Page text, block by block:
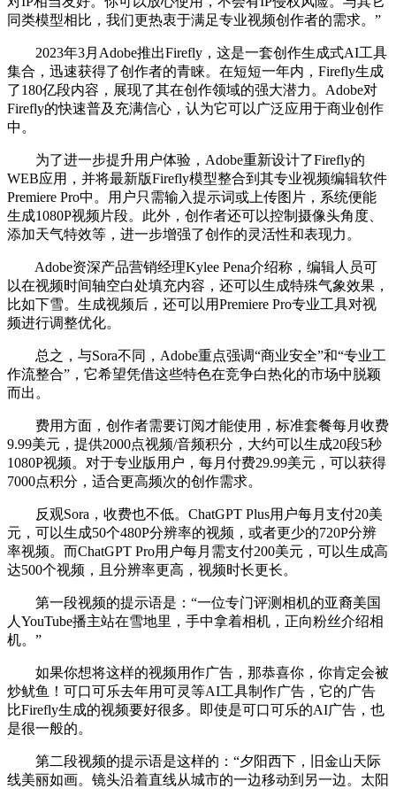
同类模型相比，我们更热衷于满足专业视频创作者的需求。”
2023年3月Adobe推出Firefly，这是一套创作生成式AI工具
集合，迅速获得了创作者的青睐。在短短一年内，Firefly生成
了180亿段内容，展现了其在创作领域的强大潜力。Adobe对
Firefly的快速普及充满信心，认为它可以广泛应用于商业创作
中。
为了进一步提升用户体验，Adobe重新设计了Firefly的
WEB应用，并将最新版Firefly模型整合到其专业视频编辑软件
Premiere Pro中。用户只需输入提示词或上传图片，系统便能
生成1080P视频片段。此外，创作者还可以控制摄像头角度、
添加天气特效等，进一步增强了创作的灵活性和表现力。
Adobe资深产品营销经理Kylee Pena介绍称，编辑人员可
以在视频时间轴空白处填充内容，还可以生成特殊气象效果，
比如下雪。生成视频后，还可以用Premiere Pro专业工具对视
频进行调整优化。
总之，与Sora不同，Adobe重点强调“商业安全”和“专业工
作流整合”，它希望凭借这些特色在竞争白热化的市场中脱颖
而出。
费用方面，创作者需要订阅才能使用，标准套餐每月收费
9.99美元，提供2000点视频/音频积分，大约可以生成20段5秒
1080P视频。对于专业版用户，每月付费29.99美元，可以获得
7000点积分，适合更高频次的创作需求。
反观Sora，收费也不低。ChatGPT Plus用户每月支付20美
元，可以生成50个480P分辨率的视频，或者更少的720P分辨
率视频。而ChatGPT Pro用户每月需支付200美元，可以生成高
达500个视频，且分辨率更高，视频时长更长。
第一段视频的提示语是：“一位专门评测相机的亚裔美国
人YouTube播主站在雪地里，手中拿着相机，正向粉丝介绍相
机。”
如果你想将这样的视频用作广告，那恭喜你，你肯定会被
炒鱿鱼！可口可乐去年用可灵等AI工具制作广告，它的广告
比Firefly生成的视频要好很多。即使是可口可乐的AI广告，也
是很一般的。
第二段视频的提示语是这样的：“夕阳西下，旧金山天际
线美丽如画。镜头沿着直线从城市的一边移动到另一边。太阳